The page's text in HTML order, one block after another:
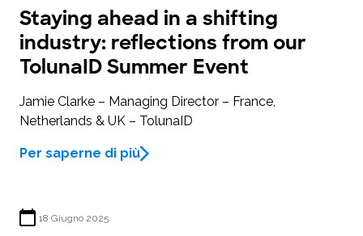
Staying ahead in a shifting
industry: reflections from our
TolunaID Summer Event
Jamie Clarke – Managing Director – France,
Netherlands & UK – TolunaID
Per saperne di più
18 Giugno 2025